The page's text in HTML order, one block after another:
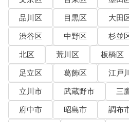
品川区
目黒区 大田
渋谷区
中野区 杉並
北区
荒川区 板橋区
足立区
葛飾区 江戸
立川市
武蔵野市 三
府中市
昭島市 調布